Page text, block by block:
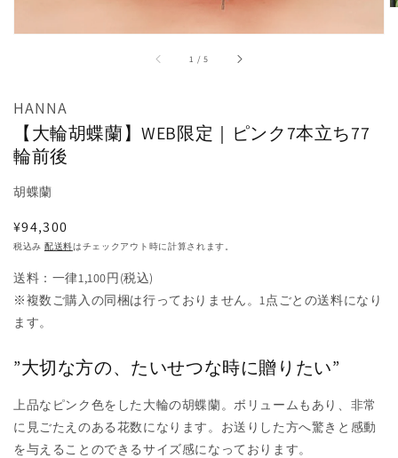
れ
い
ィ
ア
1 //5
HANNA
【大輪胡蝶蘭】WEB限定｜ピンク7本立ち77
輪前後
胡蝶蘭
通
常
価
格
¥94,300
税込み 配送料はチェックアウト時に計算されます。
送料：一律1,100円(税込)
※複数ご購入の同梱は行っておりません。1点ごとの送料になり
ます。
”大切な方の、たいせつな時に贈りたい”
上品なピンク色をした大輪の胡蝶蘭。ボリュームもあり、非常
に見ごたえのある花数になります。お送りした方へ驚きと感動
を与えることのできるサイズ感になっております。